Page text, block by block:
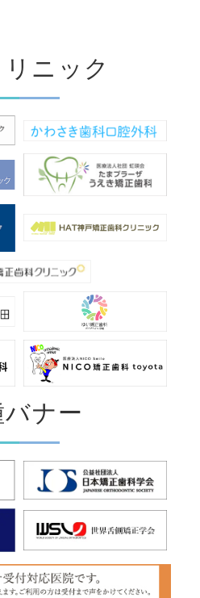
ニック
ナー